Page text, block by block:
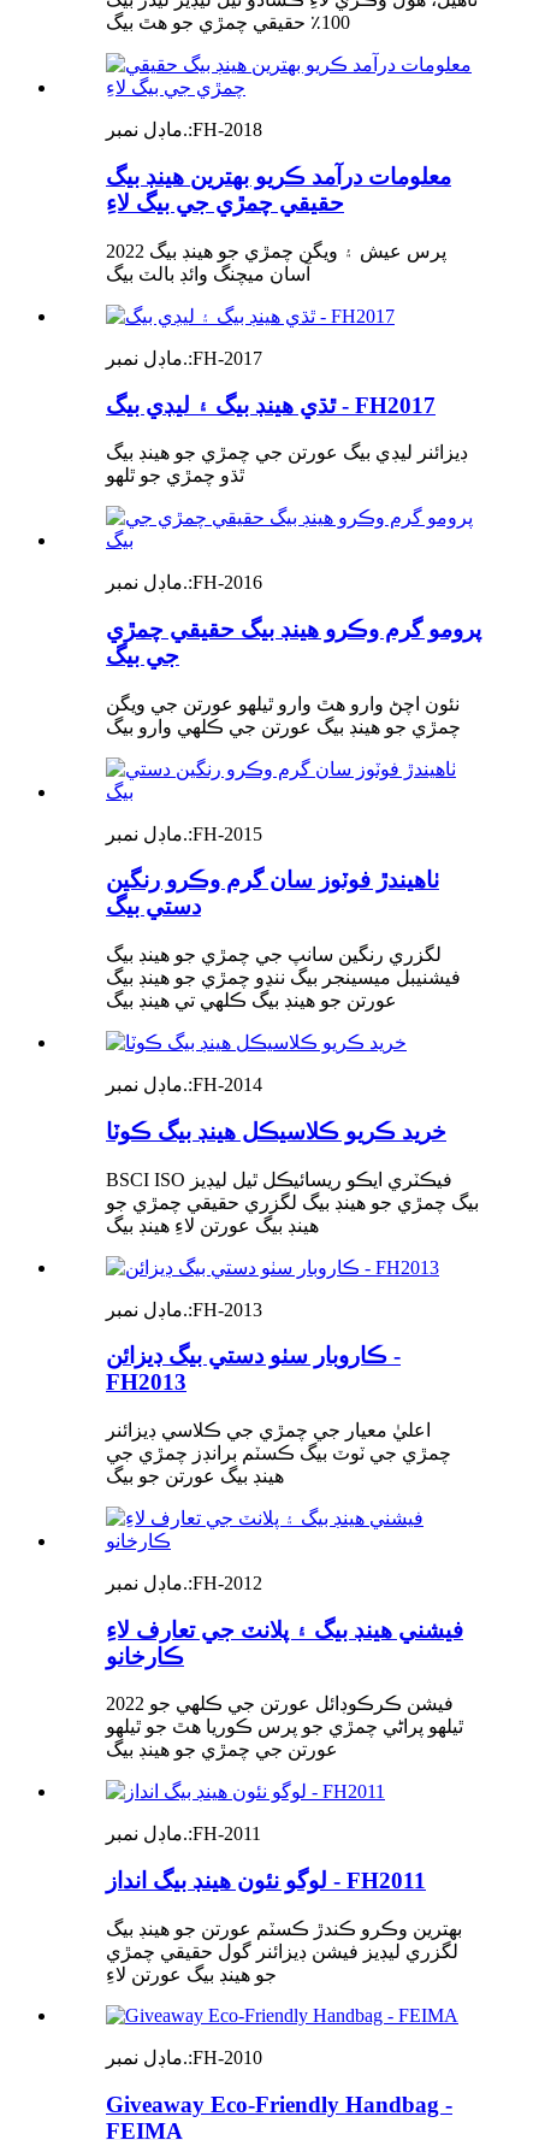
100٪ حقيقي چمڙي جو ھٿ بيگ
ماڊل نمبر.:FH-2018
معلومات درآمد ڪريو بهترين هينڊ بيگ
حقيقي چمڙي جي بيگ لاءِ
2022 پرس عيش ۽ ويگن چمڙي جو هينڊ بيگ
آسان ميچنگ وائڊ بالٽ بيگ
ماڊل نمبر.:FH-2017
ٿڌي هينڊ بيگ ۽ ليڊي بيگ - FH2017
ڊيزائنر ليڊي بيگ عورتن جي چمڙي جو هينڊ بيگ
ٿڌو چمڙي جو ٿلهو
ماڊل نمبر.:FH-2016
پرومو گرم وڪرو هينڊ بيگ حقيقي چمڙي
جي بيگ
نئون اچڻ وارو هٿ وارو ٿيلهو عورتن جي ويگن
چمڙي جو هينڊ بيگ عورتن جي ڪلهي وارو بيگ
ماڊل نمبر.:FH-2015
ٺاهيندڙ فوٽوز سان گرم وڪرو رنگين
دستي بيگ
لگزري رنگين سانپ جي چمڙي جو هينڊ بيگ
فيشنيبل ميسينجر بيگ ننڍو چمڙي جو هينڊ بيگ
عورتن جو هينڊ بيگ ڪلهي تي هينڊ بيگ
ماڊل نمبر.:FH-2014
خريد ڪريو ڪلاسيڪل هينڊ بيگ ڪوٽا
BSCI ISO فيڪٽري ايڪو ريسائيڪل ٿيل ليڊيز
بيگ چمڙي جو هينڊ بيگ لگزري حقيقي چمڙي جو
هينڊ بيگ عورتن لاءِ هينڊ بيگ
ماڊل نمبر.:FH-2013
ڪاروبار سٺو دستي بيگ ڊيزائن -
FH2013
اعليٰ معيار جي چمڙي جي ڪلاسي ڊيزائنر
چمڙي جي ٽوٽ بيگ ڪسٽم برانڊز چمڙي جي
هينڊ بيگ عورتن جو بيگ
ماڊل نمبر.:FH-2012
فيشني هينڊ بيگ ۽ پلانٽ جي تعارف لاءِ
ڪارخانو
2022 فيشن ڪرڪوڊائل عورتن جي ڪلهي جو
ٿيلهو پراڻي چمڙي جو پرس ڪوريا هٿ جو ٿيلهو
عورتن جي چمڙي جو هينڊ بيگ
ماڊل نمبر.:FH-2011
لوگو نئون هينڊ بيگ انداز - FH2011
بهترين وڪرو ڪندڙ ڪسٽم عورتن جو هينڊ بيگ
لگزري ليڊيز فيشن ڊيزائنر گول حقيقي چمڙي
جو هينڊ بيگ عورتن لاءِ
ماڊل نمبر.:FH-2010
Giveaway Eco-Friendly Handbag -
FEIMA